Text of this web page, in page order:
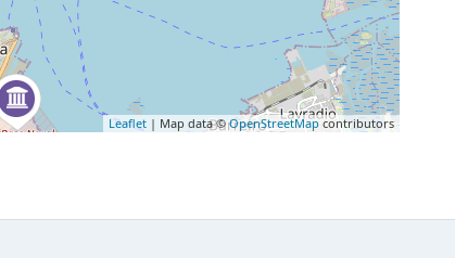
Leaflet | Map data ©OpenStreetMapcontributors